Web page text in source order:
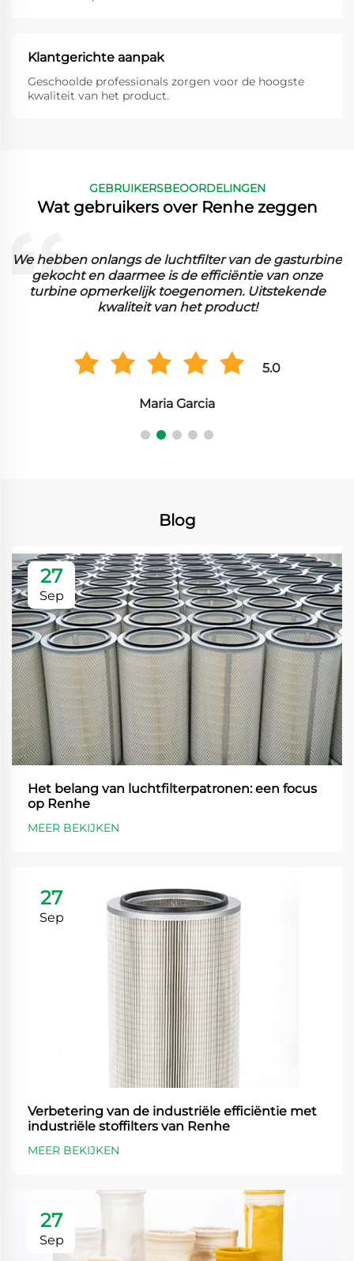
Klantgerichte aanpak
Geschoolde professionals zorgen voor de hoogste
kwaliteit van het product.
GEBRUIKERSBEOORDELINGEN
Wat gebruikers over Renhe zeggen
De gevouwen filtermedia werken uitzonderlijk goed
in onze faciliteit. Het vangt fijne deeltjes efficiënt op
en we hebben een groot verschil in prestaties
opgemerkt.
5.0
Hiroshi Tanaka
Blog
27
Sep
Het belang van luchtfilterpatronen: een focus
op Renhe
MEER BEKIJKEN
27
Sep
Verbetering van de industriële efficiëntie met
industriële stoffilters van Renhe
MEER BEKIJKEN
27
Sep